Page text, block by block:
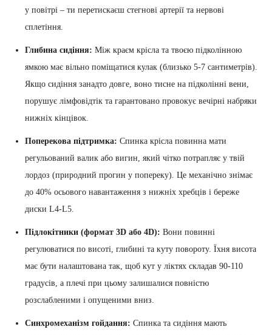
у повітрі – ти перетискаєш стегнові артерії та нервові
сплетіння.
Глибина сидіння: Між краєм крісла та твоєю підколінною
ямкою має вільно поміщатися кулак (близько 5-7 сантиметрів).
Якщо сидіння занадто довге, воно тисне на підколінні вени,
порушує лімфовідтік та гарантовано провокує вечірні набряки
нижніх кінцівок.
Поперекова підтримка: Спинка крісла повинна мати
регульований валик або вигин, який чітко потрапляє у твій
лордоз (природний прогин у попереку). Це механічно знімає
до 40% осьового навантаження з нижніх хребців і береже
диски L4-L5.
Підлокітники (формат 3D або 4D): Вони повинні
регулюватися по висоті, глибині та куту повороту. Їхня висота
має бути налаштована так, щоб кут у ліктях складав 90-110
градусів, а плечі при цьому залишалися повністю
розслабленими і опущеними вниз.
Синхромеханізм гойдання: Спинка та сидіння мають